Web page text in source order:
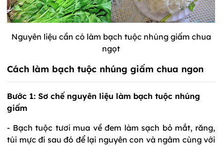
Nguyên liệu cần có làm bạch tuộc nhúng giấm chua
ngọt
Cách làm bạch tuộc nhúng giấm chua ngon
Bước 1: Sơ chế nguyên liệu làm bạch tuộc nhúng
giấm
- Bạch tuộc tươi mua về đem làm sạch bỏ mắt, răng,
túi mực đi sau đó để lại nguyên con và ngâm cùng với